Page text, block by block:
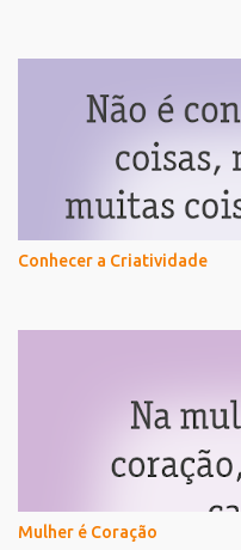
Conhecer a Criatividade
Mulher é Coração